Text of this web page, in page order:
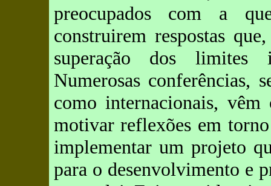
preocupados com a
construirem respostas
superação dos limites
Numerosas conferências,
como internacionais, vêm
motivar reflexões em
implementar um projeto
para o desenvolvimento e